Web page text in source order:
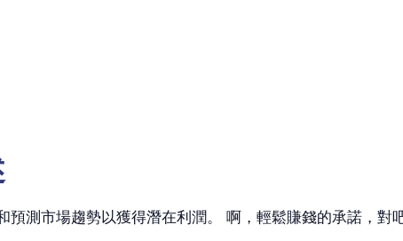
測市場趨勢以獲得潛在利潤。 啊，輕鬆賺錢的承諾，對